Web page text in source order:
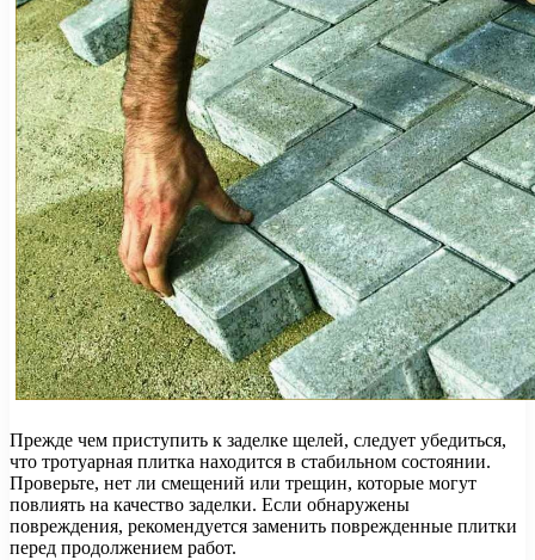
Прежде чем приступить к заделке щелей, следует убедиться,
что тротуарная плитка находится в стабильном состоянии.
Проверьте, нет ли смещений или трещин, которые могут
повлиять на качество заделки. Если обнаружены
повреждения, рекомендуется заменить поврежденные плитки
перед продолжением работ.